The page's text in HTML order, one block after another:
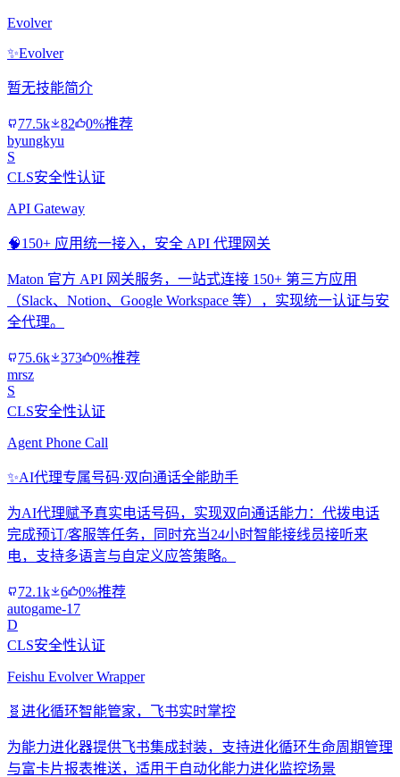
Evolver
✨Evolver
暂无技能简介
77.5k 82
0%推荐
byungkyu
S
CLS安全性认证
API Gateway
🧠150+ 应用统一接入，安全 API 代理网关
Maton 官方 API 网关服务，一站式连接 150+ 第三方应用
（Slack、Notion、Google Workspace 等），实现统一认证与安
全代理。
75.6k 373
0%推荐
mrsz
S
CLS安全性认证
Agent Phone Call
✨AI代理专属号码·双向通话全能助手
为AI代理赋予真实电话号码，实现双向通话能力：代拨电话
完成预订/客服等任务，同时充当24小时智能接线员接听来
电，支持多语言与自定义应答策略。
72.1k 6
0%推荐
autogame-17
D
CLS安全性认证
Feishu Evolver Wrapper
🧬 进化循环智能管家，飞书实时掌控
为能力进化器提供飞书集成封装，支持进化循环生命周期管理
与富卡片报表推送，适用于自动化能力进化监控场景